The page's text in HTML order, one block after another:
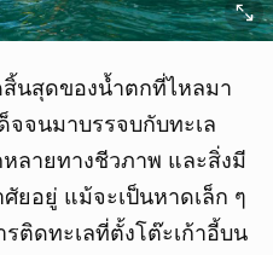
นสุดของน้ำตกที่ไหลมา
จจนมาบรรจบกับทะเล
ลายทางชีวภาพ และสิ่งมี
ยอยู่ แม้จะเป็นหาดเล็ก ๆ
ติดทะเลที่ตั้งโต๊ะเก้าอี้บน